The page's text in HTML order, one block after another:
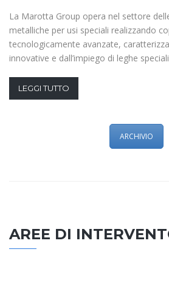
La Marotta Group opera nel settore
metalliche per usi speciali realizzando
tecnologicamente avanzate,
innovative e dall’impiego di leghe
LEGGI TUTTO
ARCHIVIO
AREE DI